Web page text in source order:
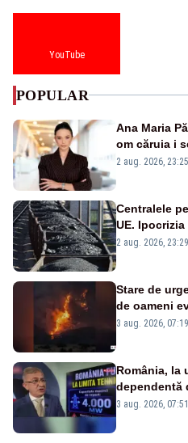
YouTube
POPULAR
Ana Maria
om căruia i
portiță?”
2 aug. 2026, 23:25
Centralele
UE.
după starea
2 aug. 2026, 23:29
Stare de
de oameni
puternice de
3 aug. 2026, 07:19
România, la
dependentă
alarmă tras
3 aug. 2026, 07:51